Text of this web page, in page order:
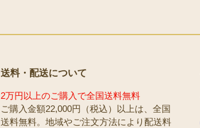
送料・配送について
2万円以上のご購入で全国送料無料
ご購入金額22,000円（税込）以上は、全国
送料無料。地域やご注文方法により配送料